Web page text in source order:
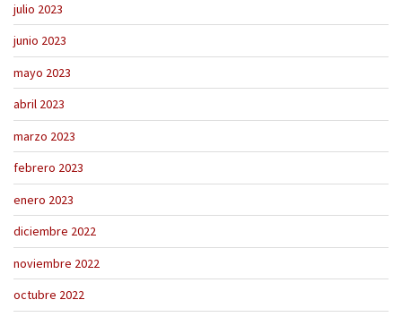
julio 2023
junio 2023
mayo 2023
abril 2023
marzo 2023
febrero 2023
enero 2023
diciembre 2022
noviembre 2022
octubre 2022